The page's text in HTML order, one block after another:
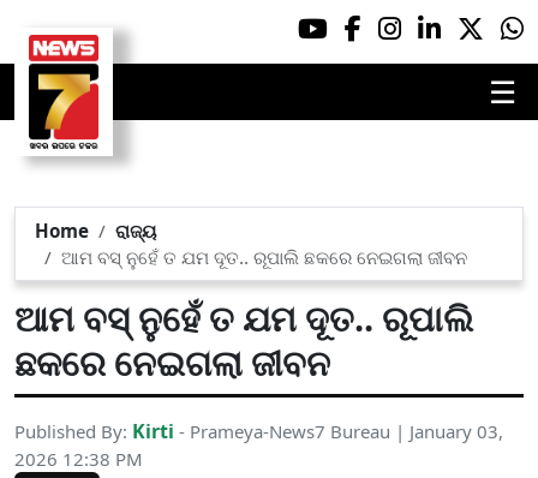
☰
Home
ରାଜ୍ୟ
ଆମ ବସ୍‌ ନୁହେଁ ତ ଯମ ଦୂତ.. ରୂପାଲି ଛକରେ ନେଇଗଲା ଜୀବନ
ଆମ ବସ୍‌ ନୁହେଁ ତ ଯମ ଦୂତ.. ରୂପାଲି
ଛକରେ ନେଇଗଲା ଜୀବନ
Published By: Kirti - Prameya-News7 Bureau | January 03,
2026 12:38 PM